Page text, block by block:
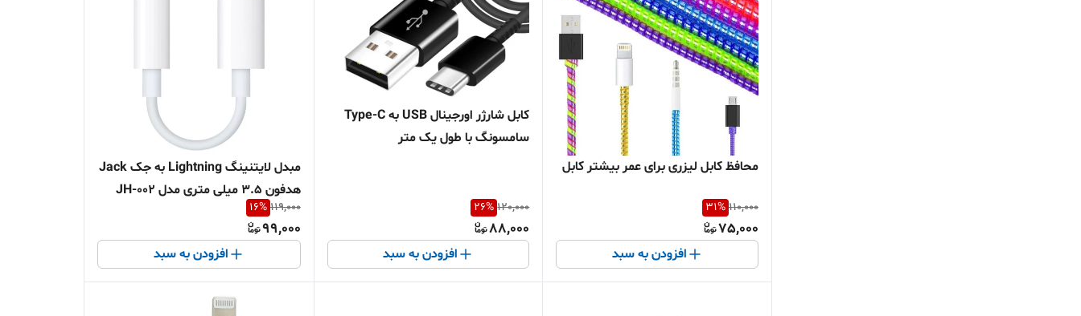
محافظ کابل لیزری برای عمر بیشتر کابل
110,000
31%
75,000
افزودن به سبد
کابل شارژر اورجینال USB به Type-C
سامسونگ با طول یک متر
120,000
26%
88,000
افزودن به سبد
مبدل لایتنینگ Lightning به جک Jack
هدفون 3.5 میلی متری مدل JH-002
119,000
16%
99,000
افزودن به سبد